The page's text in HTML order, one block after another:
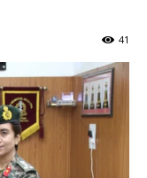
41